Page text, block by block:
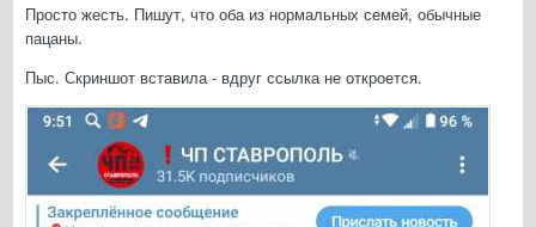
Просто жесть. Пишут, что оба из нормальных семей, обычные
пацаны.
Пыс. Скриншот вставила - вдруг ссылка не откроется.